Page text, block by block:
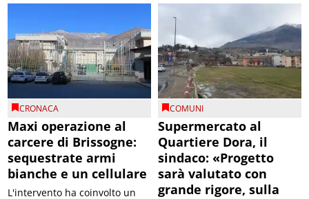
CRONACA
Maxi operazione al
carcere di Brissogne:
sequestrate armi
bianche e un cellulare
L'intervento ha coinvolto un
COMUNI
Supermercato al
Quartiere Dora, il
sindaco: «Progetto
sarà valutato con
grande rigore, sulla